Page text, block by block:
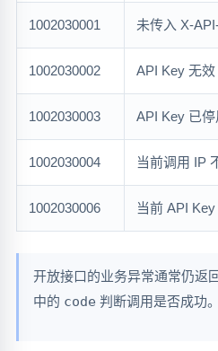
1002030001 未传入 X-
1002030002 API Key 无效
1002030003 API Key 已停
1002030004 当前调用 IP
1002030006 当前 API
开放接口的业务异常通常仍返
中的 code 判断调用是否成功。